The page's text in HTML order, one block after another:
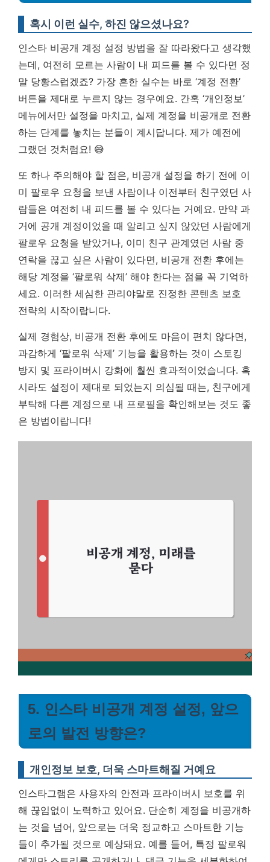
혹시 이런 실수, 하진 않으셨나요?
인스타 비공개 계정 설정 방법을 잘 따라왔다고 생각했
는데, 여전히 모르는 사람이 내 피드를 볼 수 있다면 정
말 당황스럽겠죠? 가장 흔한 실수는 바로 ‘계정 전환’
버튼을 제대로 누르지 않는 경우예요. 간혹 ‘개인정보’
메뉴에서만 설정을 마치고, 실제 계정을 비공개로 전환
하는 단계를 놓치는 분들이 계시답니다. 제가 예전에
그랬던 것처럼요! 😅
또 하나 주의해야 할 점은, 비공개 설정을 하기 전에 이
미 팔로우 요청을 보낸 사람이나 이전부터 친구였던 사
람들은 여전히 내 피드를 볼 수 있다는 거예요. 만약 과
거에 공개 계정이었을 때 알리고 싶지 않았던 사람에게
팔로우 요청을 받았거나, 이미 친구 관계였던 사람 중
연락을 끊고 싶은 사람이 있다면, 비공개 전환 후에는
해당 계정을 ‘팔로워 삭제’ 해야 한다는 점을 꼭 기억하
세요. 이러한 세심한 관리야말로 진정한 콘텐츠 보호
전략의 시작이랍니다.
실제 경험상, 비공개 전환 후에도 마음이 편치 않다면,
과감하게 ‘팔로워 삭제’ 기능을 활용하는 것이 스토킹
방지 및 프라이버시 강화에 훨씬 효과적이었습니다. 혹
시라도 설정이 제대로 되었는지 의심될 때는, 친구에게
부탁해 다른 계정으로 내 프로필을 확인해보는 것도 좋
은 방법이랍니다!
5. 인스타 비공개 계정 설정, 앞으
로의 발전 방향은?
개인정보 보호, 더욱 스마트해질 거예요
인스타그램은 사용자의 안전과 프라이버시 보호를 위
해 끊임없이 노력하고 있어요. 단순히 계정을 비공개하
는 것을 넘어, 앞으로는 더욱 정교하고 스마트한 기능
들이 추가될 것으로 예상돼요. 예를 들어, 특정 팔로워